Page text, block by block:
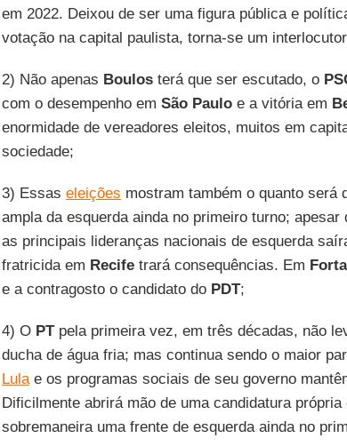
em 2022. Deixou de ser uma figura pública e
votação na capital paulista, torna-se um
2) Não apenas Boulosterá que ser escutado, o
com o desempenho em São Pauloe a vitória em
enormidade de vereadores eleitos, muitos em
sociedade;
3) Essas eleições mostram também o quanto será
ampla da esquerda ainda no primeiro turno; apesar
as principais lideranças nacionais de esquerda
fratricida em Recifetrará consequências. Em
e a contragosto o candidato do PDT;
4) O PTpela primeira vez, em três décadas, não
ducha de água fria; mas continua sendo o maior
Lulae os programas sociais de seu governo
Dificilmente abrirá mão de uma candidatura
sobremaneira uma frente de esquerda ainda no